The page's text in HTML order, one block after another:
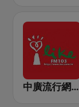
中廣流行網 I like radio